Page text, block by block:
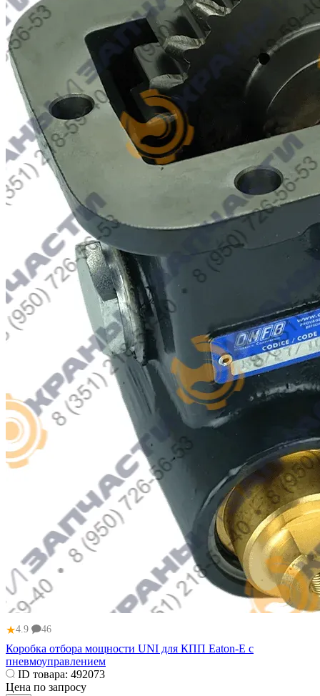
★4.9 46
Коробка отбора мощности UNI для КПП Eaton-E с
пневмоуправлением
ID товара: 492073
Цена по запросу